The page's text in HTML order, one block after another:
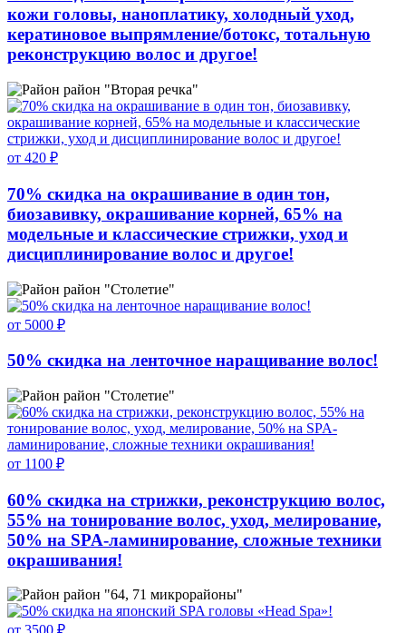
кожи головы, наноплатику, холодный уход,
кератиновое выпрямление/ботокс, тотальную
реконструкцию волос и другое!
район "Вторая речка"
от 420 ₽
70% скидка на окрашивание в один тон,
биозавивку, окрашивание корней, 65% на
модельные и клaссические стрижки, уход и
дисциплинирование волос и другое!
район "Столетие"
от 5000 ₽
50% скидка на ленточное наращивание волос!
район "Столетие"
от 1100 ₽
60% скидка на стрижки, реконструкцию волос,
55% на тонирование волос, уход, мелирование,
50% на SPA-ламинирование, сложные техники
окрашивания!
район "64, 71 микрорайоны"